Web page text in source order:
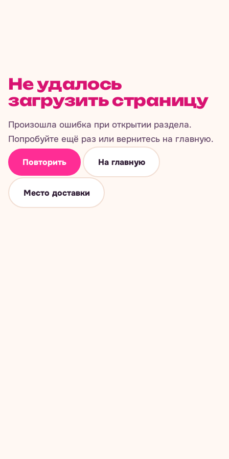
Не удалось
загрузить страницу
Произошла ошибка при открытии раздела.
Попробуйте ещё раз или вернитесь на главную.
Повторить На главную
Место доставки